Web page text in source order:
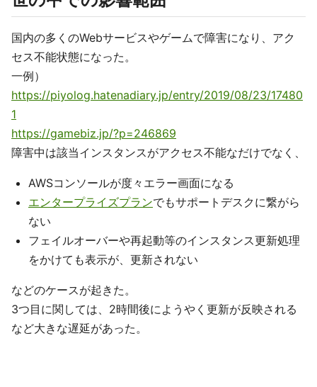
国内の多くのWebサービスやゲームで障害になり、アク
セス不能状態になった。
一例）
https://piyolog.hatenadiary.jp/entry/2019/08/23/17480
1
https://gamebiz.jp/?p=246869
障害中は該当インスタンスがアクセス不能なだけでなく、
AWSコンソールが度々エラー画面になる
エンタープライズプランでもサポートデスクに繋がら
ない
フェイルオーバーや再起動等のインスタンス更新処理
をかけても表示が、更新されない
などのケースが起きた。
3つ目に関しては、2時間後にようやく更新が反映される
など大きな遅延があった。